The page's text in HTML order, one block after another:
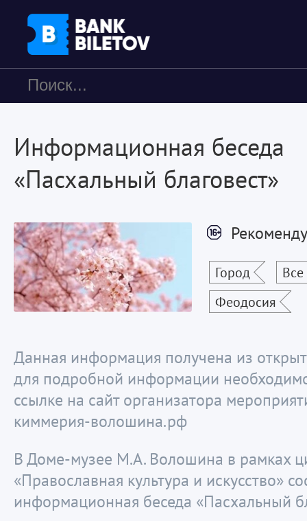
Информационная беседа
«Пасхальный благовест»
Город
Феодосия
Данная информация получена из
для подробной информации
ссылке на сайт организатора
киммерия-волошина.рф
В Доме-музее М.А. Волошина в рамках
«Православная культура и искусство»
информационная беседа «Пасхальный